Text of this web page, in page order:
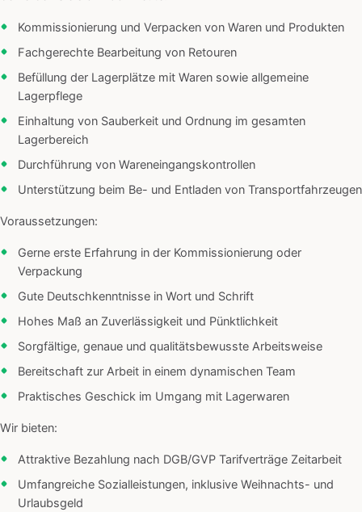
Kommissionierung und Verpacken von Waren und Produkten
Fachgerechte Bearbeitung von Retouren
Befüllung der Lagerplätze mit Waren sowie allgemeine
Lagerpflege
Einhaltung von Sauberkeit und Ordnung im gesamten
Lagerbereich
Durchführung von Wareneingangskontrollen
Unterstützung beim Be- und Entladen von Transportfahrzeugen
Voraussetzungen:
Gerne erste Erfahrung in der Kommissionierung oder
Verpackung
Gute Deutschkenntnisse in Wort und Schrift
Hohes Maß an Zuverlässigkeit und Pünktlichkeit
Sorgfältige, genaue und qualitätsbewusste Arbeitsweise
Bereitschaft zur Arbeit in einem dynamischen Team
Praktisches Geschick im Umgang mit Lagerwaren
Wir bieten:
Attraktive Bezahlung nach DGB/GVP Tarifverträge Zeitarbeit
Umfangreiche Sozialleistungen, inklusive Weihnachts- und
Urlaubsgeld